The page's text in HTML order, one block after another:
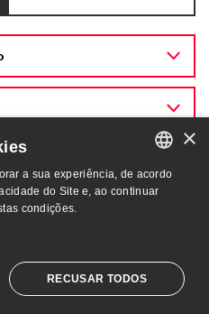
R$ 4,18
-9,33%
172.513 -1,73%
PORTUGUESE
×
a sua experiência, de acordo
do Site e, ao continuar
condições.
RECUSAR TODOS